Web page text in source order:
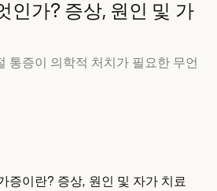
인가? 증상, 원인 및 가
통증이 의학적 처치가 필요한 무언
증이란? 증상, 원인 및 자가 치료